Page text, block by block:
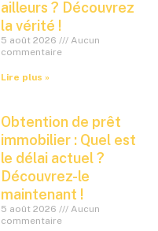
ailleurs ? Découvrez
la vérité !
5 août 2026
Aucun
commentaire
Lire plus »
Obtention de prêt
immobilier : Quel est
le délai actuel ?
Découvrez-le
maintenant !
5 août 2026
Aucun
commentaire